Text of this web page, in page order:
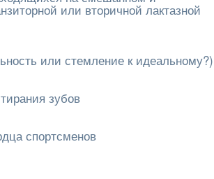
или вторичной лактазной
или стемление к идеальному?)
зубов
спортсменов